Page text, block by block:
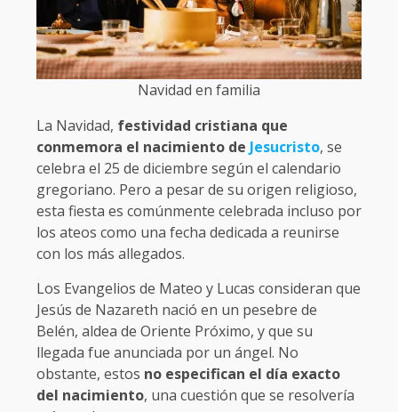
Navidad en familia
La Navidad, festividad cristiana que
conmemora el nacimiento de Jesucristo, se
celebra el 25 de diciembre según el calendario
gregoriano. Pero a pesar de su origen religioso,
esta fiesta es comúnmente celebrada incluso por
los ateos como una fecha dedicada a reunirse
con los más allegados.
Los Evangelios de Mateo y Lucas consideran que
Jesús de Nazareth nació en un pesebre de
Belén, aldea de Oriente Próximo, y que su
llegada fue anunciada por un ángel. No
obstante, estos no especifican el día exacto
del nacimiento, una cuestión que se resolvería